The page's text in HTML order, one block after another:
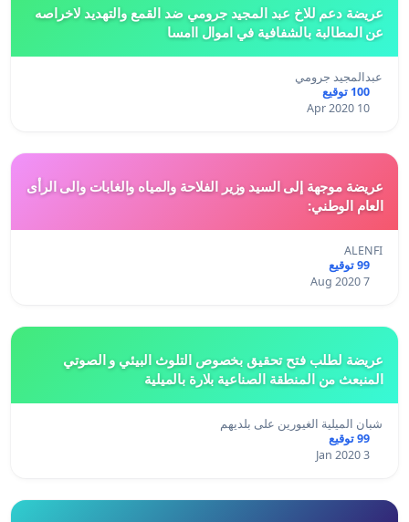
عريضة دعم للاخ عبد المجيد جرومي ضد القمع والتهديد لاخراصه
عن المطالبة بالشفافية في اموال اامسا
عبدالمجيد جرومي
100 توقيع
10 Apr 2020
عريضة موجهة إلى السيد وزير الفلاحة والمياه والغابات والى الرأى
العام الوطني:
ALENFI
99 توقيع
7 Aug 2020
عريضة لطلب فتح تحقيق بخصوص التلوث البيئي و الصوتي
المنبعث من المنطقة الصناعية بلارة بالميلية
شبان الميلية الغيورين على بلديهم
99 توقيع
3 Jan 2020